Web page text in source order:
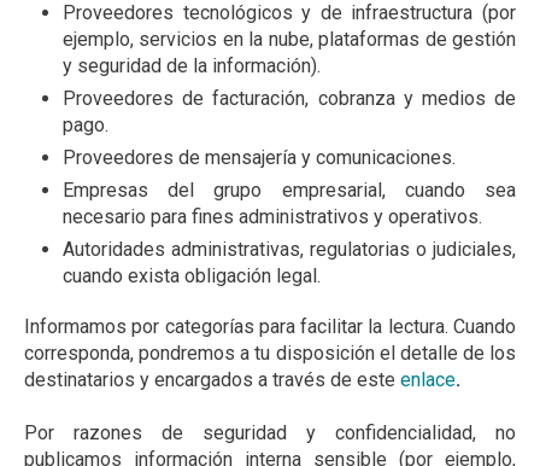
Proveedores tecnológicos y de infraestructura (por
ejemplo, servicios en la nube, plataformas de gestión
y seguridad de la información).
Proveedores de facturación, cobranza y medios de
pago.
Proveedores de mensajería y comunicaciones.
Empresas del grupo empresarial, cuando sea
necesario para fines administrativos y operativos.
Autoridades administrativas, regulatorias o judiciales,
cuando exista obligación legal.
Informamos por categorías para facilitar la lectura. Cuando
corresponda, pondremos a tu disposición el detalle de los
destinatarios y encargados a través de este enlace.
Por razones de seguridad y confidencialidad, no
publicamos información interna sensible (por ejemplo,